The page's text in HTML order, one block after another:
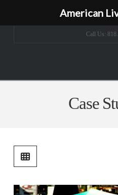
Call Us:
Case
American